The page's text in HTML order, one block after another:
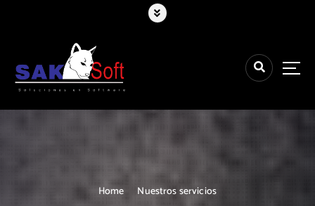
Home Nuestros servicios